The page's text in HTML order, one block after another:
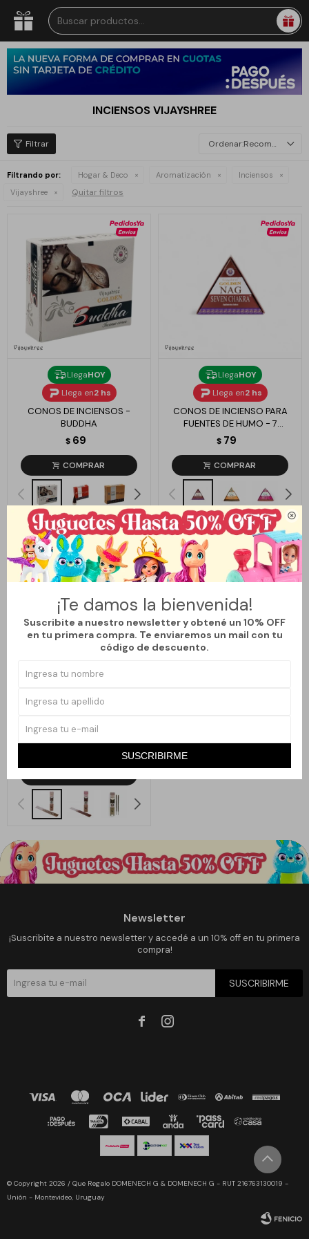

¡Te damos la bienvenida!
Suscribite a nuestro newsletter y obtené un 10% OFF
en tu primera compra. Te enviaremos un mail con tu
código de descuento.
SUSCRIBIRME
INCIENSOS VIJAYSHREE
Recomendados
Filtrando por: Hogar & Deco Aromatización
Inciensos
Vijayshree
Quitar filtros
LlegaHOY
Llega en2 hs
CONOS DE INCIENSOS -
BUDDHA
$ 69
LlegaHOY
Llega en2 hs
CONOS DE INCIENSO PARA
FUENTES DE HUMO - 7
CHACRAS
$ 79
Llega en2 hs
- PALO SANTO
Newsletter
¡Suscribite a nuestro newsletter y accedé a un 10% off en tu primera
compra!
SUSCRIBIRME
 
© Copyright 2026 / Que Regalo DOMENECH G & DOMENECH G - RUT 216763130019 -
Unión - Montevideo, Uruguay